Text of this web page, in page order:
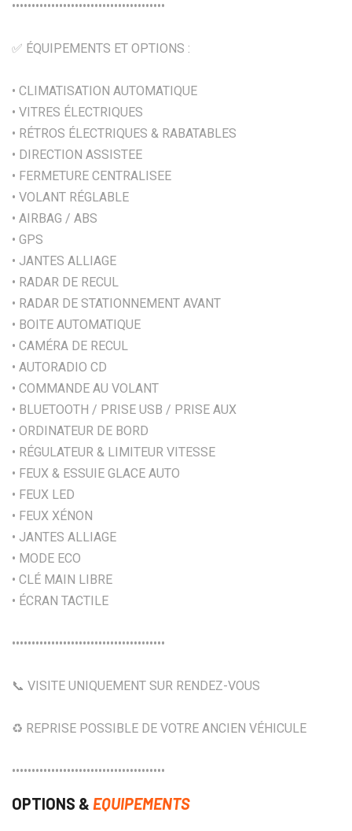
•••••••••••••••••••••••••••••••••••••••
✅ ÉQUIPEMENTS ET OPTIONS :
• CLIMATISATION AUTOMATIQUE
• VITRES ÉLECTRIQUES
• RÉTROS ÉLECTRIQUES & RABATABLES
• DIRECTION ASSISTEE
• FERMETURE CENTRALISEE
• VOLANT RÉGLABLE
• AIRBAG / ABS
• GPS
• JANTES ALLIAGE
• RADAR DE RECUL
• RADAR DE STATIONNEMENT AVANT
• BOITE AUTOMATIQUE
• CAMÉRA DE RECUL
• AUTORADIO CD
• COMMANDE AU VOLANT
• BLUETOOTH / PRISE USB / PRISE AUX
• ORDINATEUR DE BORD
• RÉGULATEUR & LIMITEUR VITESSE
• FEUX & ESSUIE GLACE AUTO
• FEUX LED
• FEUX XÉNON
• JANTES ALLIAGE
• MODE ECO
• CLÉ MAIN LIBRE
• ÉCRAN TACTILE
•••••••••••••••••••••••••••••••••••••••
📞 VISITE UNIQUEMENT SUR RENDEZ-VOUS
♻️ REPRISE POSSIBLE DE VOTRE ANCIEN VÉHICULE
•••••••••••••••••••••••••••••••••••••••
OPTIONS & EQUIPEMENTS